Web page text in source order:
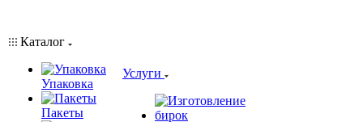
Каталог
Упаковка
Пакеты
Услуги